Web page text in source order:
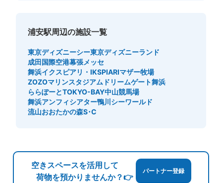
浦安駅周辺の施設一覧
東京ディズニーシー東京ディズニーランド
成田国際空港幕張メッセ
舞浜イクスピアリ・IKSPIARIマザー牧場
ZOZOマリンスタジアム ドリームゲート舞浜
ららぽーとTOKYO-BAY中山競馬場
舞浜アンフィシアター鴨川シーワールド
流山おおたかの森S･C
空きスペースを活用して
荷物を預かりませんか？👉
パートナー登録